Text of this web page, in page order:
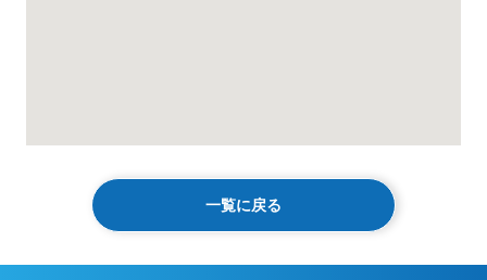
一覧に戻る